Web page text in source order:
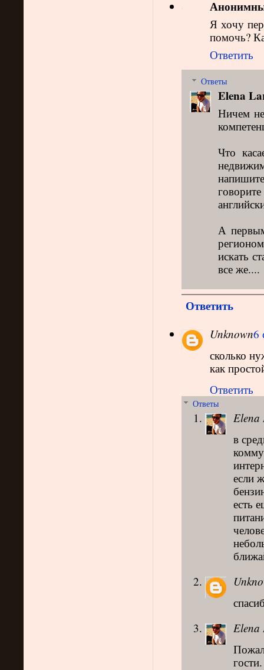
Я хочу
помочь?
Ответить
Ответы
Elena
Ничем
Что
А
искать
все же....
Ответить
Unknown6
сколько
как
Ответить
Ответы
Elena
в
если
есть
Elena
гости.